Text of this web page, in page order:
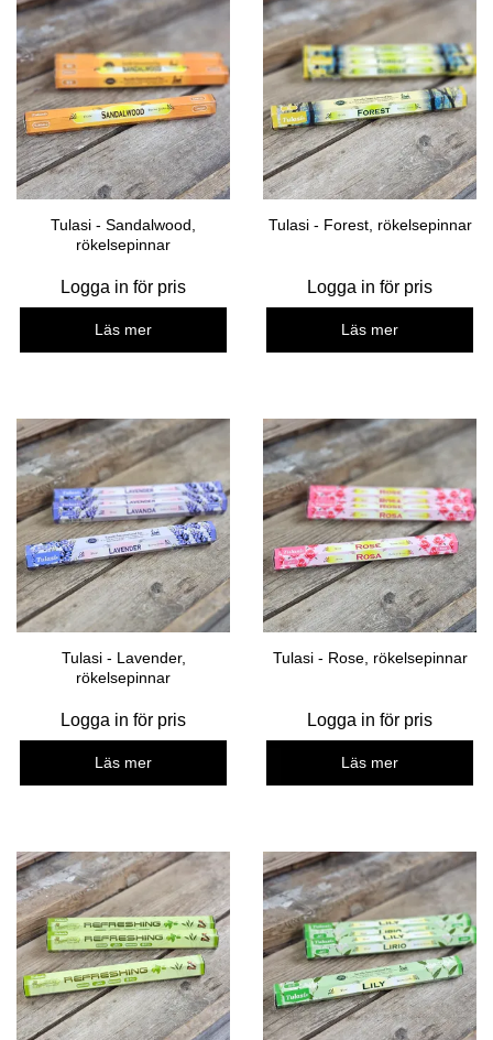
Tulasi - Sandalwood,
rökelsepinnar
Logga in för pris
Läs mer
Tulasi - Forest, rökelsepinnar
Logga in för pris
Läs mer
Tulasi - Lavender,
rökelsepinnar
Logga in för pris
Läs mer
Tulasi - Rose, rökelsepinnar
Logga in för pris
Läs mer